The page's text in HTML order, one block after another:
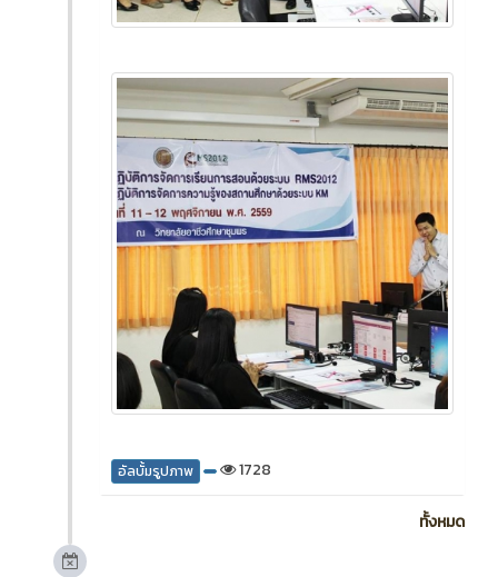
อัลบั้มรูปภาพ 1728
ทั้งหมด